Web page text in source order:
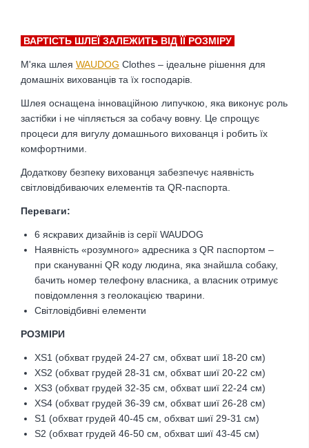
ВАРТІСТЬ ШЛЕЇ ЗАЛЕЖИТЬ ВІД ЇЇ РОЗМІРУ
М'яка шлея WAUDOG Clothes – ідеальне рішення для
домашніх вихованців та їх господарів.
Шлея оснащена інноваційною липучкою, яка виконує роль
застібки і не чіпляється за собачу вовну. Це спрощує
процеси для вигулу домашнього вихованця і робить їх
комфортними.
Додаткову безпеку вихованця забезпечує наявність
світловідбиваючих елементів та QR-паспорта.
Переваги:
6 яскравих дизайнів із серії WAUDOG
Наявність «розумного» адресника з QR паспортом –
при скануванні QR коду людина, яка знайшла собаку,
бачить номер телефону власника, а власник отримує
повідомлення з геолокацією тварини.
Світловідбивні елементи
РОЗМІРИ
XS1 (обхват грудей 24-27 см, обхват шиї 18-20 см)
XS2 (обхват грудей 28-31 см, обхват шиї 20-22 см)
XS3 (обхват грудей 32-35 см, обхват шиї 22-24 см)
XS4 (обхват грудей 36-39 см, обхват шиї 26-28 см)
S1 (обхват грудей 40-45 см, обхват шиї 29-31 см)
S2 (обхват грудей 46-50 см, обхват шиї 43-45 см)